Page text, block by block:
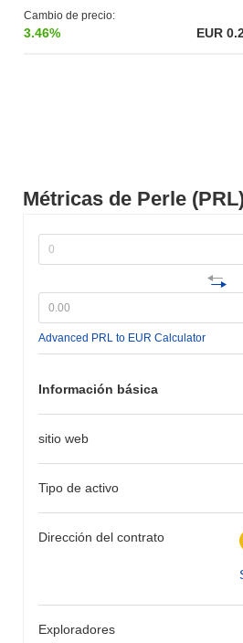
Métricas de Perle
Advanced PRL to EUR Calculator
Información básica
sitio web
Tipo de activo
Dirección del contrato
Exploradores
Cambio de precio:
3.46% EUR
La capitalización de mercado de
€42,267,476.00
, clasificándolo en el
en relación con el impulso del